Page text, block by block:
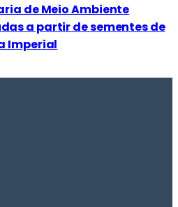
de Meio Ambiente
a partir de sementes de
Imperial